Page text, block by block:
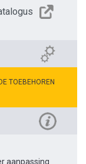
TOEBEHOREN
aanpassing